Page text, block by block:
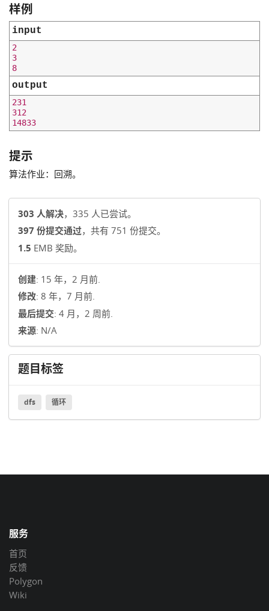
样例
input
2
3
8
output
231
312
14833
提示
算法作业：回溯。
303 人解决，335 人已尝试。
397 份提交通过，共有 751 份提交。
1.5 EMB 奖励。
创建: 15 年，2 月前.
修改: 8 年，7 月前.
最后提交: 4 月，2 周前.
来源: N/A
题目标签
dfs 循环
服务
首页
反馈
Polygon
Wiki